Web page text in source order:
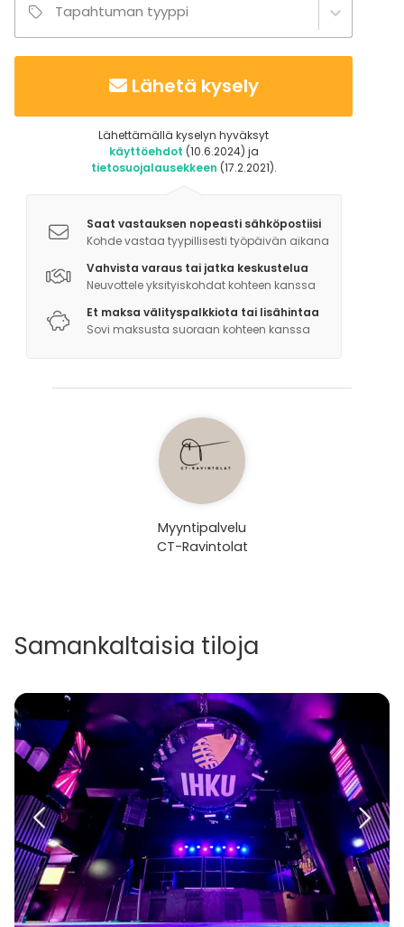
Tapahtuman tyyppi
Lähetä kysely
Lähettämällä kyselyn hyväksyt
käyttöehdot (10.6.2024) ja
tietosuojalausekkeen (17.2.2021).
Saat vastauksen nopeasti sähköpostiisi
Kohde vastaa tyypillisesti työpäivän aikana
Vahvista varaus tai jatka keskustelua
Neuvottele yksityiskohdat kohteen kanssa
Et maksa välityspalkkiota tai lisähintaa
Sovi maksusta suoraan kohteen kanssa
Myyntipalvelu
CT-Ravintolat
Samankaltaisia tiloja